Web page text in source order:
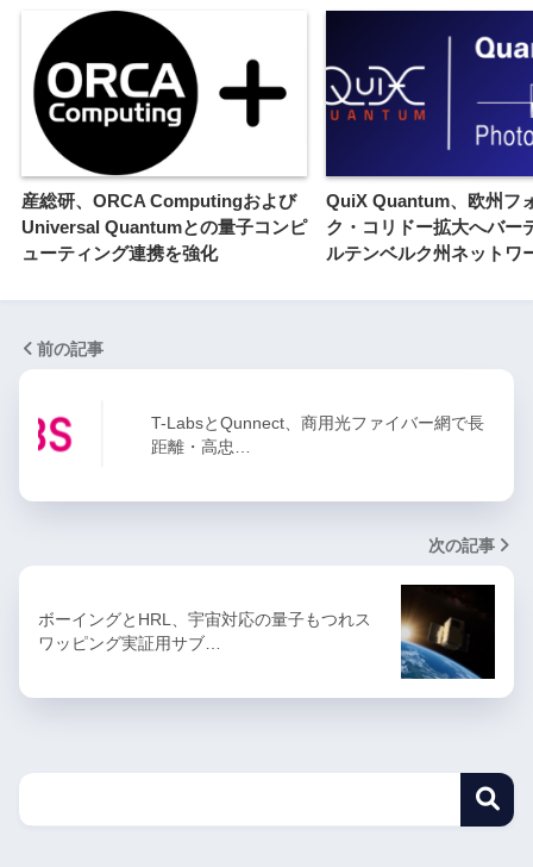
産総研、ORCA Computingおよび
Universal Quantumとの量子コンピ
ューティング連携を強化
QuiX Quantum、欧州フ
ク・コリドー拡大へバー
ルテンベルク州ネットワ
前の記事
T-LabsとQunnect、商用光ファイバー網で長
距離・高忠…
次の記事
ボーイングとHRL、宇宙対応の量子もつれス
ワッピング実証用サブ…